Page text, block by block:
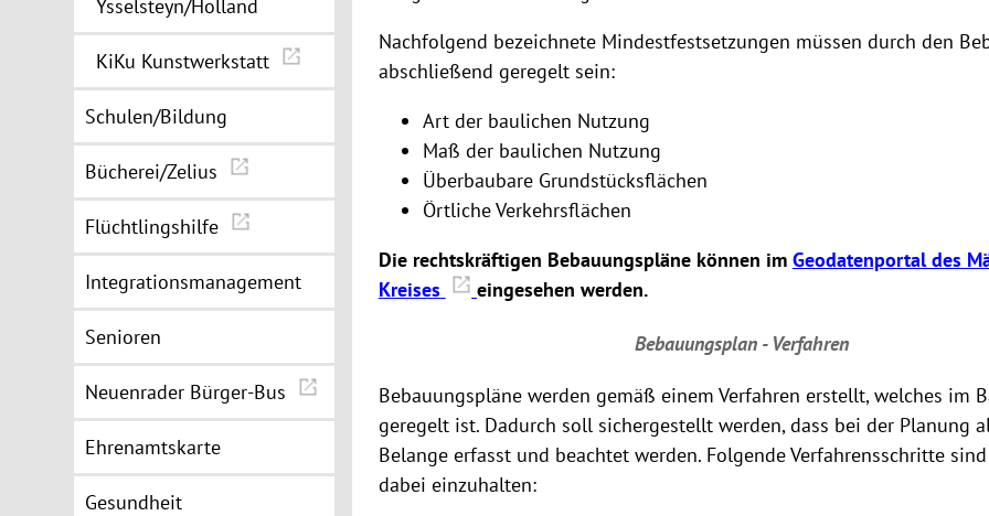
Ysselsteyn/Holland
KiKu Kunstwerkstatt
Schulen/Bildung
Bücherei/Zelius
Flüchtlingshilfe
Integrationsmanagement
Senioren
Neuenrader Bürger-Bus
Ehrenamtskarte
Gesundheit
Nachfolgend bezeichnete Mindestfestsetzungen müssen durch den
abschließend geregelt sein:
Art der baulichen Nutzung
Maß der baulichen Nutzung
Überbaubare Grundstücksflächen
Örtliche Verkehrsflächen
Die rechtskräftigen Bebauungspläne können im Geodatenportal des
Kreises
eingesehen werden.
Bebauungsplan - Verfahren
Bebauungspläne werden gemäß einem Verfahren erstellt, welches im
geregelt ist. Dadurch soll sichergestellt werden, dass bei der Planung
Belange erfasst und beachtet werden. Folgende Verfahrensschritte
dabei einzuhalten: